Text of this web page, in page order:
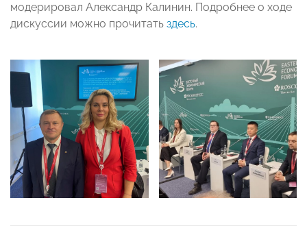
модерировал Александр Калинин. Подробнее о ходе
дискуссии можно прочитать здесь.